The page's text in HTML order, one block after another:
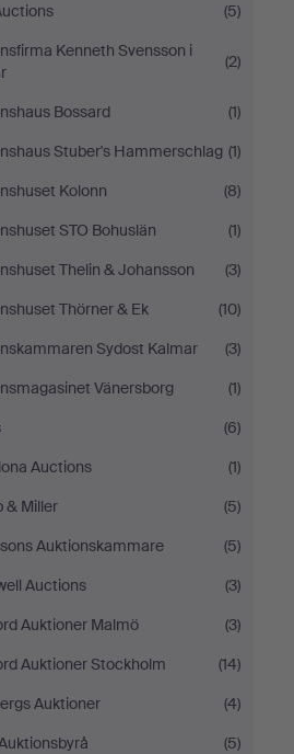
(5)
Kenneth Svensson i
(2)
Bossard
(1)
Stuber's Hammerschlag (1)
Kolonn
(8)
STO Bohuslän
(1)
Thelin & Johansson
(3)
Thörner & Ek
(10)
Sydost Kalmar
(3)
Vänersborg
(1)
(6)
Auctions
(1)
& Miller
(5)
Auktionskammare
(5)
Auctions
(3)
Auktioner Malmö
(3)
Auktioner Stockholm
(14)
Auktioner
(4)
(5)